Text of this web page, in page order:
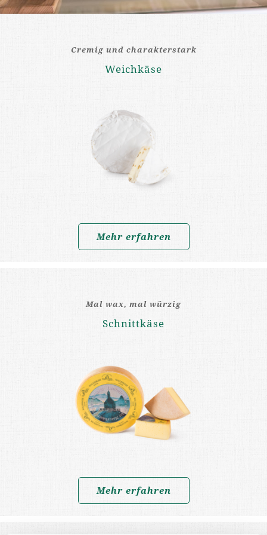
Cremig und charakterstark
Weichkäse
Mehr erfahren
Mal wax, mal würzig
Schnittkäse
Mehr erfahren